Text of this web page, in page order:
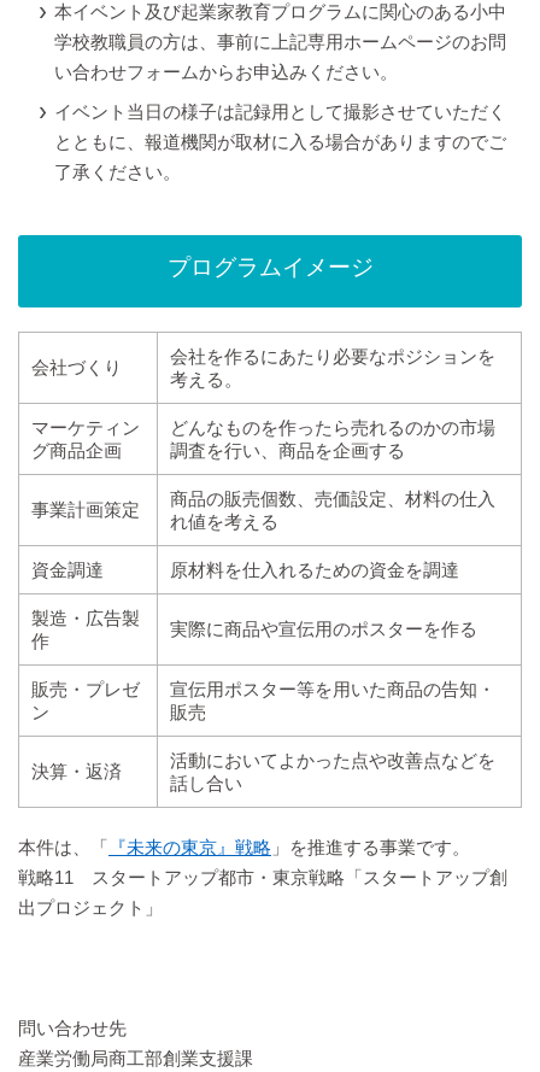
本イベント及び起業家教育プログラムに関心のある小中
学校教職員の方は、事前に上記専用ホームページのお問
い合わせフォームからお申込みください。
イベント当日の様子は記録用として撮影させていただく
とともに、報道機関が取材に入る場合がありますのでご
了承ください。
プログラムイメージ
会社づくり
会社を作るにあたり必要なポジションを
考える。
マーケティン
グ商品企画
どんなものを作ったら売れるのかの市場
調査を行い、商品を企画する
事業計画策定
商品の販売個数、売価設定、材料の仕入
れ値を考える
資金調達 原材料を仕入れるための資金を調達
製造・広告製
作
実際に商品や宣伝用のポスターを作る
販売・プレゼ
ン
宣伝用ポスター等を用いた商品の告知・
販売
決算・返済
活動においてよかった点や改善点などを
話し合い
本件は、「 『未来の東京』戦略 」を推進する事業です。
戦略11 スタートアップ都市・東京戦略「スタートアップ創
出プロジェクト」
問い合わせ先
産業労働局商工部創業支援課